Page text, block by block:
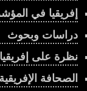
إفريقيا في
دراسات وبحوث
نظرة على إفريقيا
الصحافة الإفريقية